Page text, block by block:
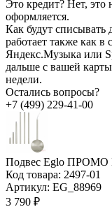
Это кредит? Нет, это
оформляется.
Как будут списывать
работает также как
Яндекс.Музыка или
дальше с вашей
недели.
Остались вопросы?
+7 (499) 229-41-00
Подвес Eglo ПРОМО
Код товара: 2497-01
Артикул: EG_88969
3 790 ₽